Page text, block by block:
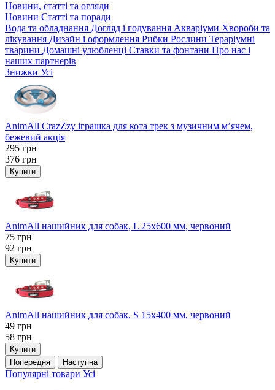
Новини, статті та огляди
Новини Статті та поради
Вода та обладнання Догляд і годування Акваріуми Хвороби та
лікування Дизайн і оформлення Рибки Рослини Тераріумні
тварини Домашні улюбленці Ставки та фонтани Про нас і
наших партнерів
Знижки Усі
AnimAll CrazZzy іграшка для кота трек з музичним м’ячем,
бежевий акція
295 грн
376 грн
Купити
AnimAll нашийник для собак, L 25x600 мм, червоний
75 грн
92 грн
Купити
AnimAll нашийник для собак, S 15х400 мм, червоний
49 грн
58 грн
Купити
Попередня
Наступна
Популярні товари Усі